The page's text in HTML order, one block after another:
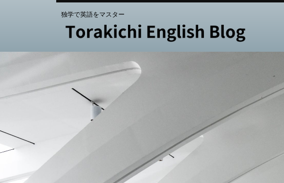
独学で英語をマスター